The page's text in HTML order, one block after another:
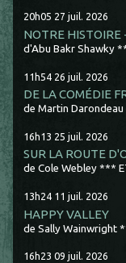
20h05 27 juil. 2026
NOTRE HISTOIRE
d'Abu Bakr Shawky
11h54 26 juil. 2026
DE LA COMÉDIE
de Martin
16h13 25 juil. 2026
SUR LA ROUTE
de Cole Webley ***
13h24 11 juil. 2026
HAPPY VALLEY
de Sally Wainwright
16h23 09 juil. 2026